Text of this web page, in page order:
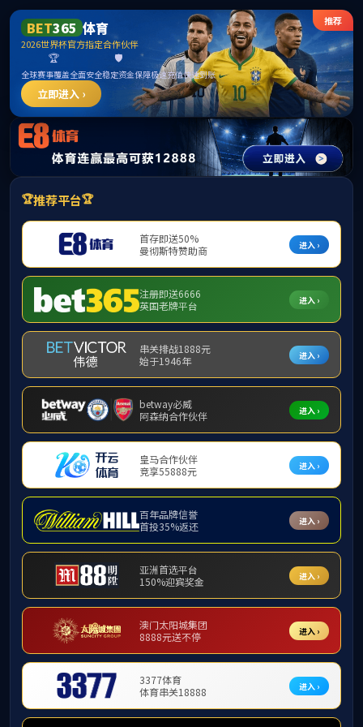
中国·必威(bw·西汉姆联)有限公司-Official
website
提示：访问地址无效，xsdj/http:/292找不到对应的栏目！
首页 关闭此页